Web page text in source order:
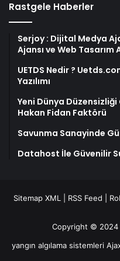
Rastgele Haberler
Serjoy : Dijital Medya
Ajansı ve Web Tasarım
UETDS Nedir ?
Yazılımı
Yeni Dünya Düzensizliği
Hakan Fidan Faktörü
Savunma Sanayinde
Datahost İle Güvenilir
Sitemap XML RSS Feed
Copyright © 2024
yangın algılama sistemleri